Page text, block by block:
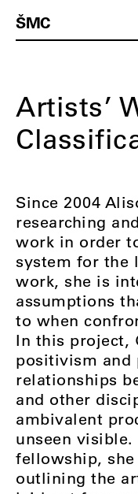
ŠMC
Artists’
Since 2004
researching
work in order
system for the
work, she is
assumptions
to when
In this project,
positivism and
relationships
and other
ambivalent
unseen
fellowship, she
outlining the